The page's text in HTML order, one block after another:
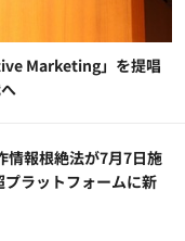
Marketing」を提唱
情報根絶法が7月7日施
ラットフォームに新